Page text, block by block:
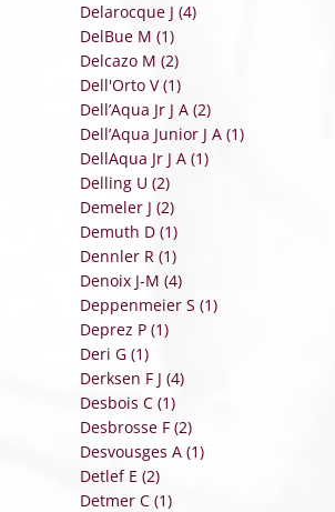
Delarocque J (4)
DelBue M (1)
Delcazo M (2)
Dell'Orto V (1)
Dell’Aqua Jr J A (2)
Dell’Aqua Junior J A (1)
DellAqua Jr J A (1)
Delling U (2)
Demeler J (2)
Demuth D (1)
Dennler R (1)
Denoix J-M (4)
Deppenmeier S (1)
Deprez P (1)
Deri G (1)
Derksen F J (4)
Desbois C (1)
Desbrosse F (2)
Desvousges A (1)
Detlef E (2)
Detmer C (1)